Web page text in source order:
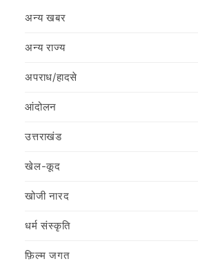
अन्य खबर
अन्य राज्य
अपराध/हादसे
आंदोलन
उत्तराखंड
खेल-कूद
खोजी नारद
धर्म संस्कृति
फ़िल्‍म जगत